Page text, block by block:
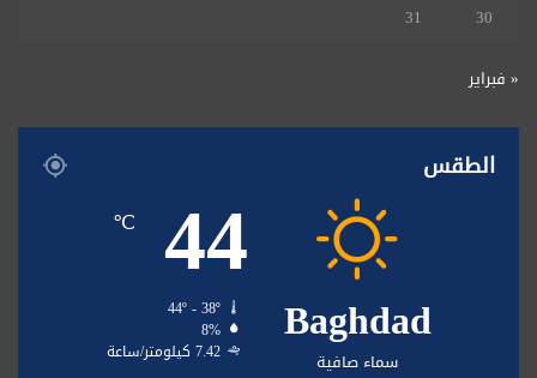
30
31
« فبراير
الطقس
Baghdad
سماء صافية
44
℃
44º - 38º
8%
7.42 كيلومتر/ساعة